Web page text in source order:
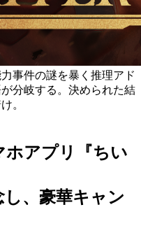
事件の謎を暴く推理アド
分岐する。決められた結
。
ホアプリ『ちい
、豪華キャン